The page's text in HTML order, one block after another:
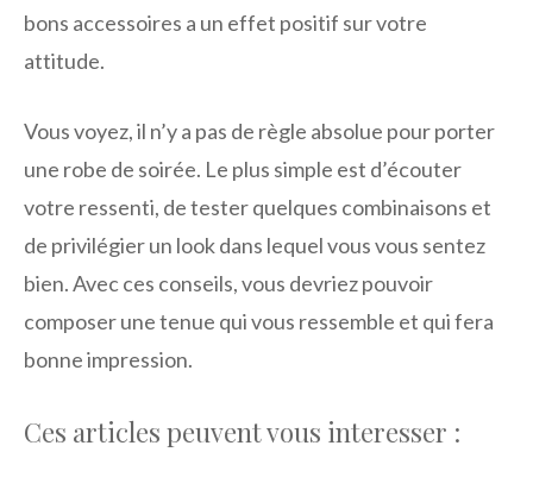
bons accessoires a un effet positif sur votre
attitude.
Vous voyez, il n’y a pas de règle absolue pour porter
une robe de soirée. Le plus simple est d’écouter
votre ressenti, de tester quelques combinaisons et
de privilégier un look dans lequel vous vous sentez
bien. Avec ces conseils, vous devriez pouvoir
composer une tenue qui vous ressemble et qui fera
bonne impression.
Ces articles peuvent vous interesser :